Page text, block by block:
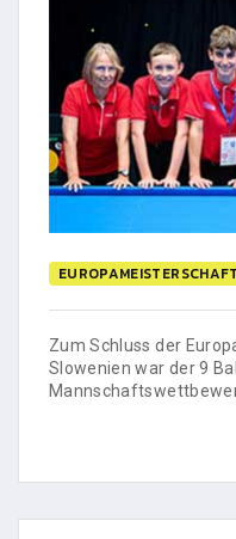
Zum Schluss der
Slowenien war der 9